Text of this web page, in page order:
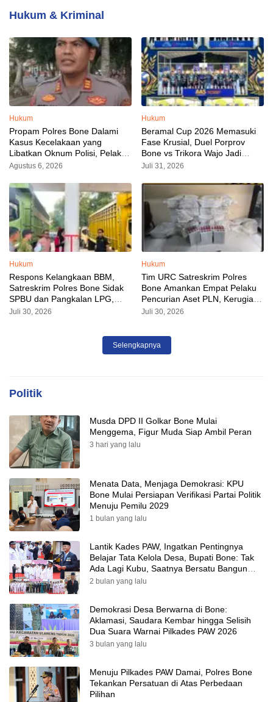
Hukum & Kriminal
Hukum
Propam Polres Bone Dalami
Kasus Kecelakaan yang
Libatkan Oknum Polisi, Pelaku
Sudah Diamankan
Agustus 6, 2026
Hukum
Beramal Cup 2026 Memasuki
Fase Krusial, Duel Porprov
Bone vs Trikora Wajo Jadi
Sorotan Malam Ini
Juli 31, 2026
Hukum
Respons Kelangkaan BBM,
Satreskrim Polres Bone Sidak
SPBU dan Pangkalan LPG,
AKP Alvin Aji Imbau Pengelola
Juli 30, 2026
Hukum
Tim URC Satreskrim Polres
Bone Amankan Empat Pelaku
Pencurian Aset PLN, Kerugian
Ditaksir Capai Rp 3 Milyar
Juli 30, 2026
Selengkapnya
Politik
Musda DPD II Golkar Bone Mulai
Menggema, Figur Muda Siap Ambil Peran
3 hari yang lalu
Menata Data, Menjaga Demokrasi: KPU
Bone Mulai Persiapan Verifikasi Partai Politik
Menuju Pemilu 2029
1 bulan yang lalu
Lantik Kades PAW, Ingatkan Pentingnya
Belajar Tata Kelola Desa, Bupati Bone: Tak
Ada Lagi Kubu, Saatnya Bersatu Bangun
Desa
2 bulan yang lalu
Demokrasi Desa Berwarna di Bone:
Aklamasi, Saudara Kembar hingga Selisih
Dua Suara Warnai Pilkades PAW 2026
3 bulan yang lalu
Menuju Pilkades PAW Damai, Polres Bone
Tekankan Persatuan di Atas Perbedaan
Pilihan